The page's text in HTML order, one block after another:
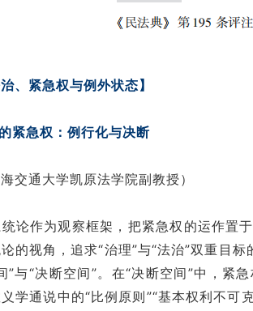
、紧急权与例外状态】
紧急权：例行化与决断
海交通大学凯原法学院副教授）
论作为观察框架，把紧急权的运作置
的视角，追求“治理”与“法治”双重目
”与“决断空间”。在“决断空间”中，紧
学通说中的“比例原则”“基本权利不可